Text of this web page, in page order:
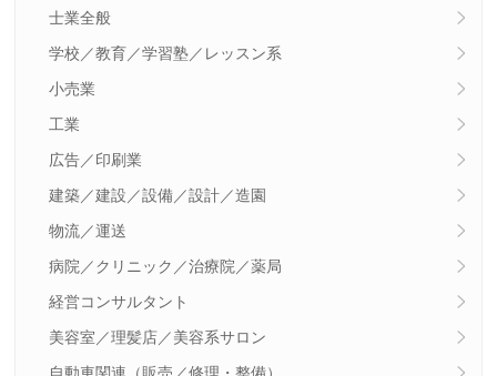
士業全般
学校／教育／学習塾／レッスン系
小売業
工業
広告／印刷業
建築／建設／設備／設計／造園
物流／運送
病院／クリニック／治療院／薬局
経営コンサルタント
美容室／理髪店／美容系サロン